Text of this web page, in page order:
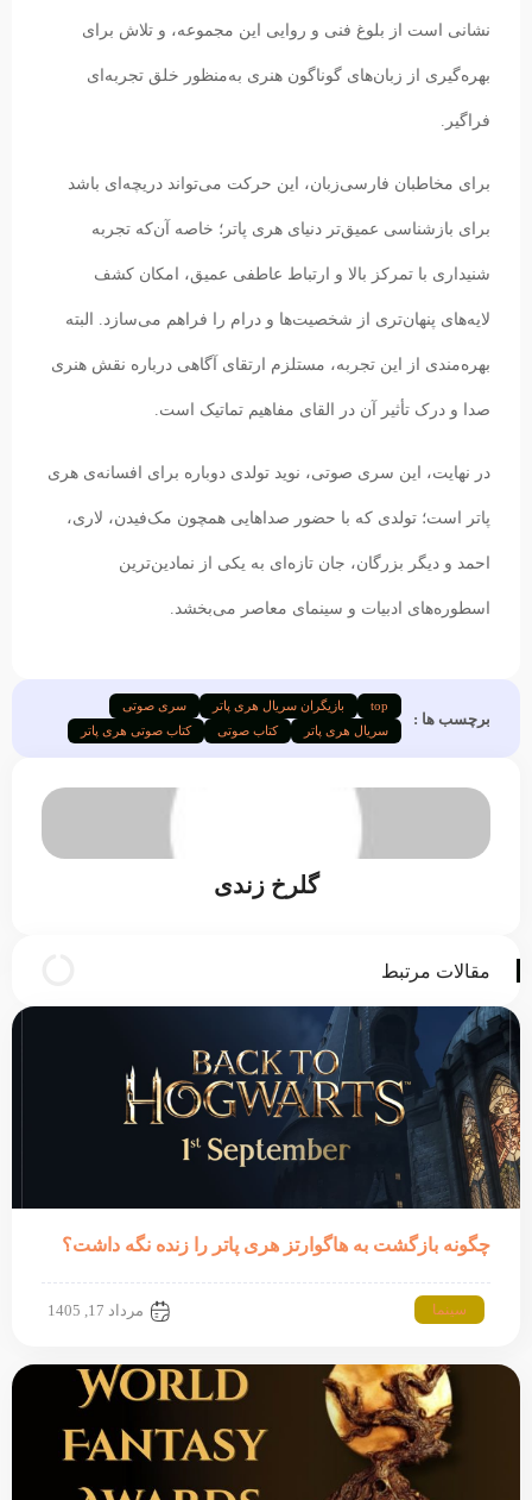
نشانی است از بلوغ فنی و روایی این مجموعه، و تلاش برای
بهره‌گیری از زبان‌های گوناگون هنری به‌منظور خلق تجربه‌ای
فراگیر.
برای مخاطبان فارسی‌زبان، این حرکت می‌تواند دریچه‌ای باشد
برای بازشناسی عمیق‌تر دنیای هری پاتر؛ خاصه آن‌که تجربه
شنیداری با تمرکز بالا و ارتباط عاطفی عمیق، امکان کشف
لایه‌های پنهان‌تری از شخصیت‌ها و درام را فراهم می‌سازد. البته
بهره‌مندی از این تجربه، مستلزم ارتقای آگاهی درباره نقش هنری
صدا و درک تأثیر آن در القای مفاهیم تماتیک است.
در نهایت، این سری صوتی، نوید تولدی دوباره برای افسانه‌ی هری
پاتر است؛ تولدی که با حضور صداهایی همچون مک‌فیدن، لاری،
احمد و دیگر بزرگان، جان تازه‌ای به یکی از نمادین‌ترین
اسطوره‌های ادبیات و سینمای معاصر می‌بخشد.
برچسب ها :
top بازیگران سریال هری پاتر
سری صوتی
سریال هری پاتر
کتاب صوتی کتاب صوتی هری پاتر
گلرخ زندی
مقالات مرتبط
چگونه بازگشت به هاگوارتز هری پاتر را زنده نگه داشت؟
سینما مرداد 17, 1405